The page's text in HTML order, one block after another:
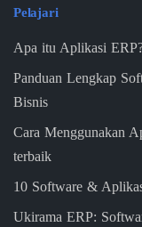
Pelajari
Apa itu Aplikasi
Panduan Lengkap
Bisnis
Cara Menggunakan
terbaik
10 Software &
Ukirama ERP: